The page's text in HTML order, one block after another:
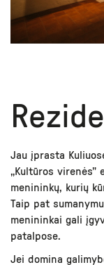
Jau įprasta
„Kultūros
menininkų, kurių
Taip pat
menininkai gali
patalpose.
Jei domina